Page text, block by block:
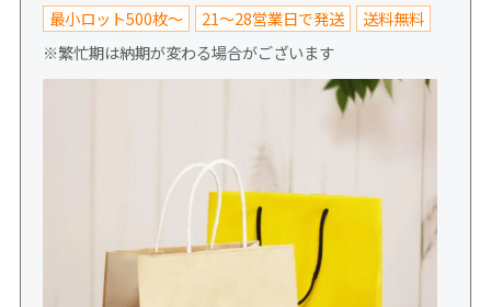
最小ロット500枚～ 21～28営業日で発送
送料無料
※繁忙期は納期が変わる場合がございます